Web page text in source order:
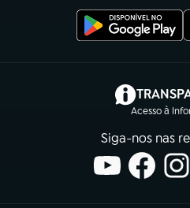
Acesso à
Siga-nos nas